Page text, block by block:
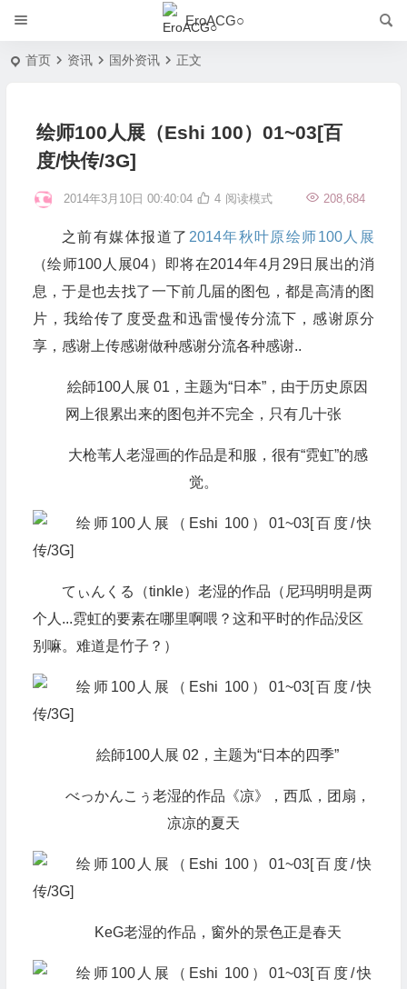
EroACG○
首页 资讯 国外资讯 正文
绘师100人展（Eshi 100）01~03[百
度/快传/3G]
2014年3月10日 00:40:04 208,684
4 阅读模式
之前有媒体报道了 2014年秋叶原绘师100人展
（绘师100人展04）即将在2014年4月29日展出的消
息，于是也去找了一下前几届的图包，都是高清的图
片，我给传了度受盘和迅雷慢传分流下，感谢原分
享，感谢上传感谢做种感谢分流各种感谢..
絵師100人展 01，主题为“日本”，由于历史原因
网上很累出来的图包并不完全，只有几十张
大枪苇人老湿画的作品是和服，很有“霓虹”的感
觉。
てぃんくる（tinkle）老湿的作品（尼玛明明是两
个人...霓虹的要素在哪里啊喂？这和平时的作品没区
别嘛。难道是竹子？）
絵師100人展 02，主题为“日本的四季”
べっかんこぅ老湿的作品《凉》，西瓜，团扇，
凉凉的夏天
KeG老湿的作品，窗外的景色正是春天